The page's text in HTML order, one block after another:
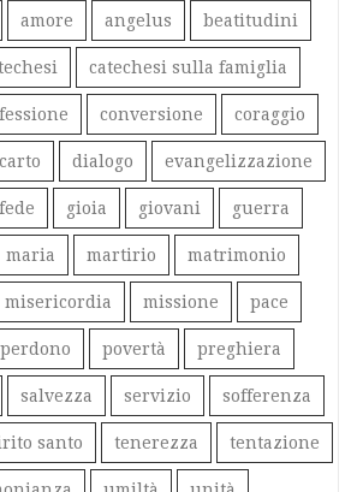
amore angelus beatitudini
catechesi sulla famiglia
conversione coraggio
dialogo evangelizzazione
fede gioia giovani guerra
maria martirio matrimonio
misericordia missione pace
perdono povertà preghiera
salvezza servizio sofferenza
santo tenerezza tentazione